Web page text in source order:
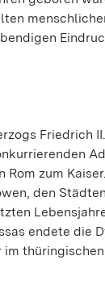
Friedrich
zum
den
endete die